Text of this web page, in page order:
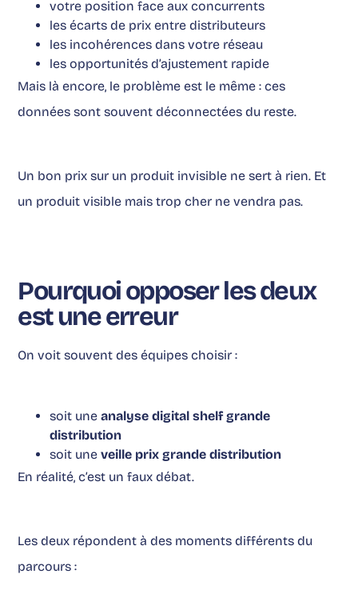
votre position face aux concurrents
les écarts de prix entre distributeurs
les incohérences dans votre réseau
les opportunités d’ajustement rapide
Mais là encore, le problème est le même : ces
données sont souvent déconnectées du reste.
Un bon prix sur un produit invisible ne sert à rien. Et
un produit visible mais trop cher ne vendra pas.
Pourquoi opposer les deux
est une erreur
On voit souvent des équipes choisir :
soit uneanalyse digital shelf grande
distribution
soit uneveille prix grande distribution
En réalité, c’est un faux débat.
Les deux répondent à des moments différents du
parcours :